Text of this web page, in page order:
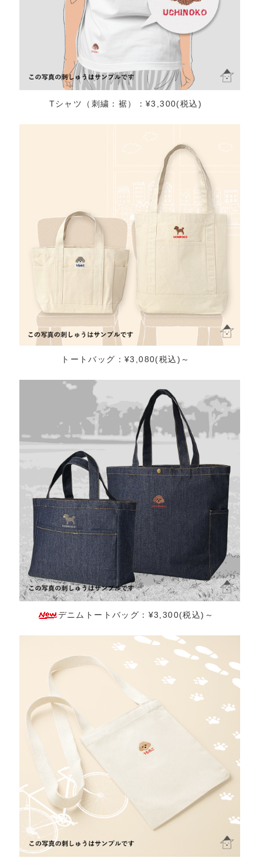
Tシャツ（刺繍：裾）：¥3,300(税込)
トートバッグ：¥3,080(税込)～
デニムトートバッグ：¥3,300(税込)～